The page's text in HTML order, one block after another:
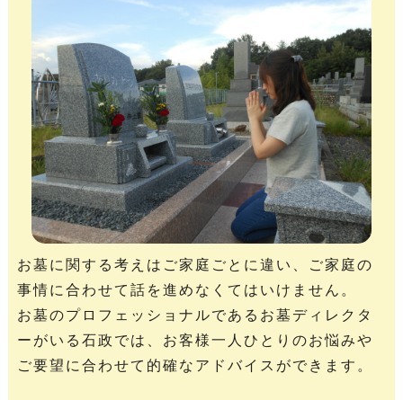
お墓に関する考えはご家庭ごとに違い、ご家庭の
事情に合わせて話を進めなくてはいけません。
お墓のプロフェッショナルであるお墓ディレクタ
ーがいる石政では、お客様一人ひとりのお悩みや
ご要望に合わせて的確なアドバイスができます。